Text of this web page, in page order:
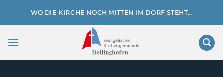
WO DIE KIRCHE NOCH MITTEN IM DORF STEHT…